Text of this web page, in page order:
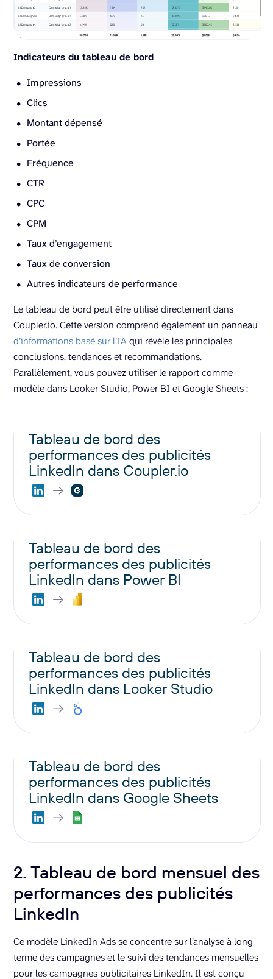
Indicateurs du tableau de bord
Impressions
Clics
Montant dépensé
Portée
Fréquence
CTR
CPC
CPM
Taux d’engagement
Taux de conversion
Autres indicateurs de performance
Le tableau de bord peut être utilisé directement dans
Coupler.io. Cette version comprend également un panneau
d’informations basé sur l’IAqui révèle les principales
conclusions, tendances et recommandations.
Parallèlement, vous pouvez utiliser le rapport comme
modèle dans Looker Studio, Power BI et Google Sheets :
Tableau de bord des
performances des publicités
LinkedIn dans Coupler.io
Tableau de bord des
performances des publicités
LinkedIn dans Power BI
Tableau de bord des
performances des publicités
LinkedIn dans Looker Studio
Tableau de bord des
performances des publicités
LinkedIn dans Google Sheets
2. Tableau de bord mensuel des
performances des publicités
LinkedIn
Ce modèle LinkedIn Ads se concentre sur l’analyse à long
terme des campagnes et le suivi des tendances mensuelles
pour les campagnes publicitaires LinkedIn. Il est conçu